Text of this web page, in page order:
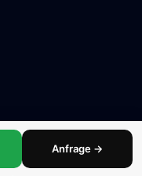
Anfrage →